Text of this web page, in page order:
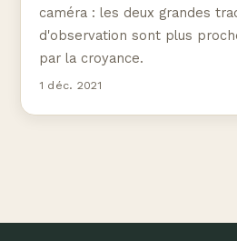
caméra : les deux grandes
d'observation sont plus
par la croyance.
1 déc. 2021